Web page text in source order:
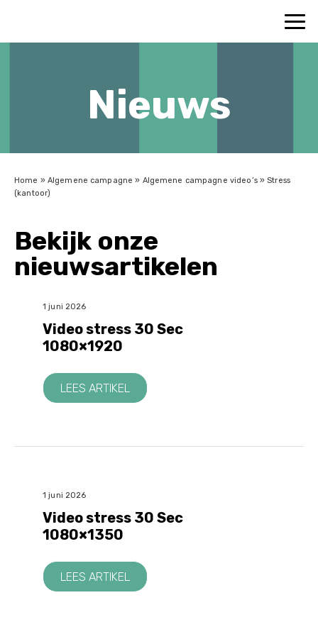
Nieuws
Home » Algemene campagne » Algemene campagne video’s»Stress
(kantoor)
Bekijk onze
nieuwsartikelen
1 juni 2026
Video stress 30 Sec
1080×1920
LEES ARTIKEL
1 juni 2026
Video stress 30 Sec
1080×1350
LEES ARTIKEL